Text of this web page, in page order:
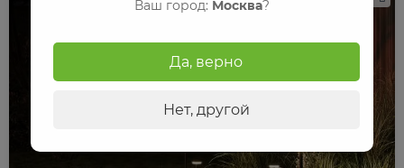
Ваш город: Москва?
Да, верно
Нет, другой